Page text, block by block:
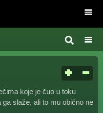
koje je čuo u toku
slaže, ali to mu obično ne